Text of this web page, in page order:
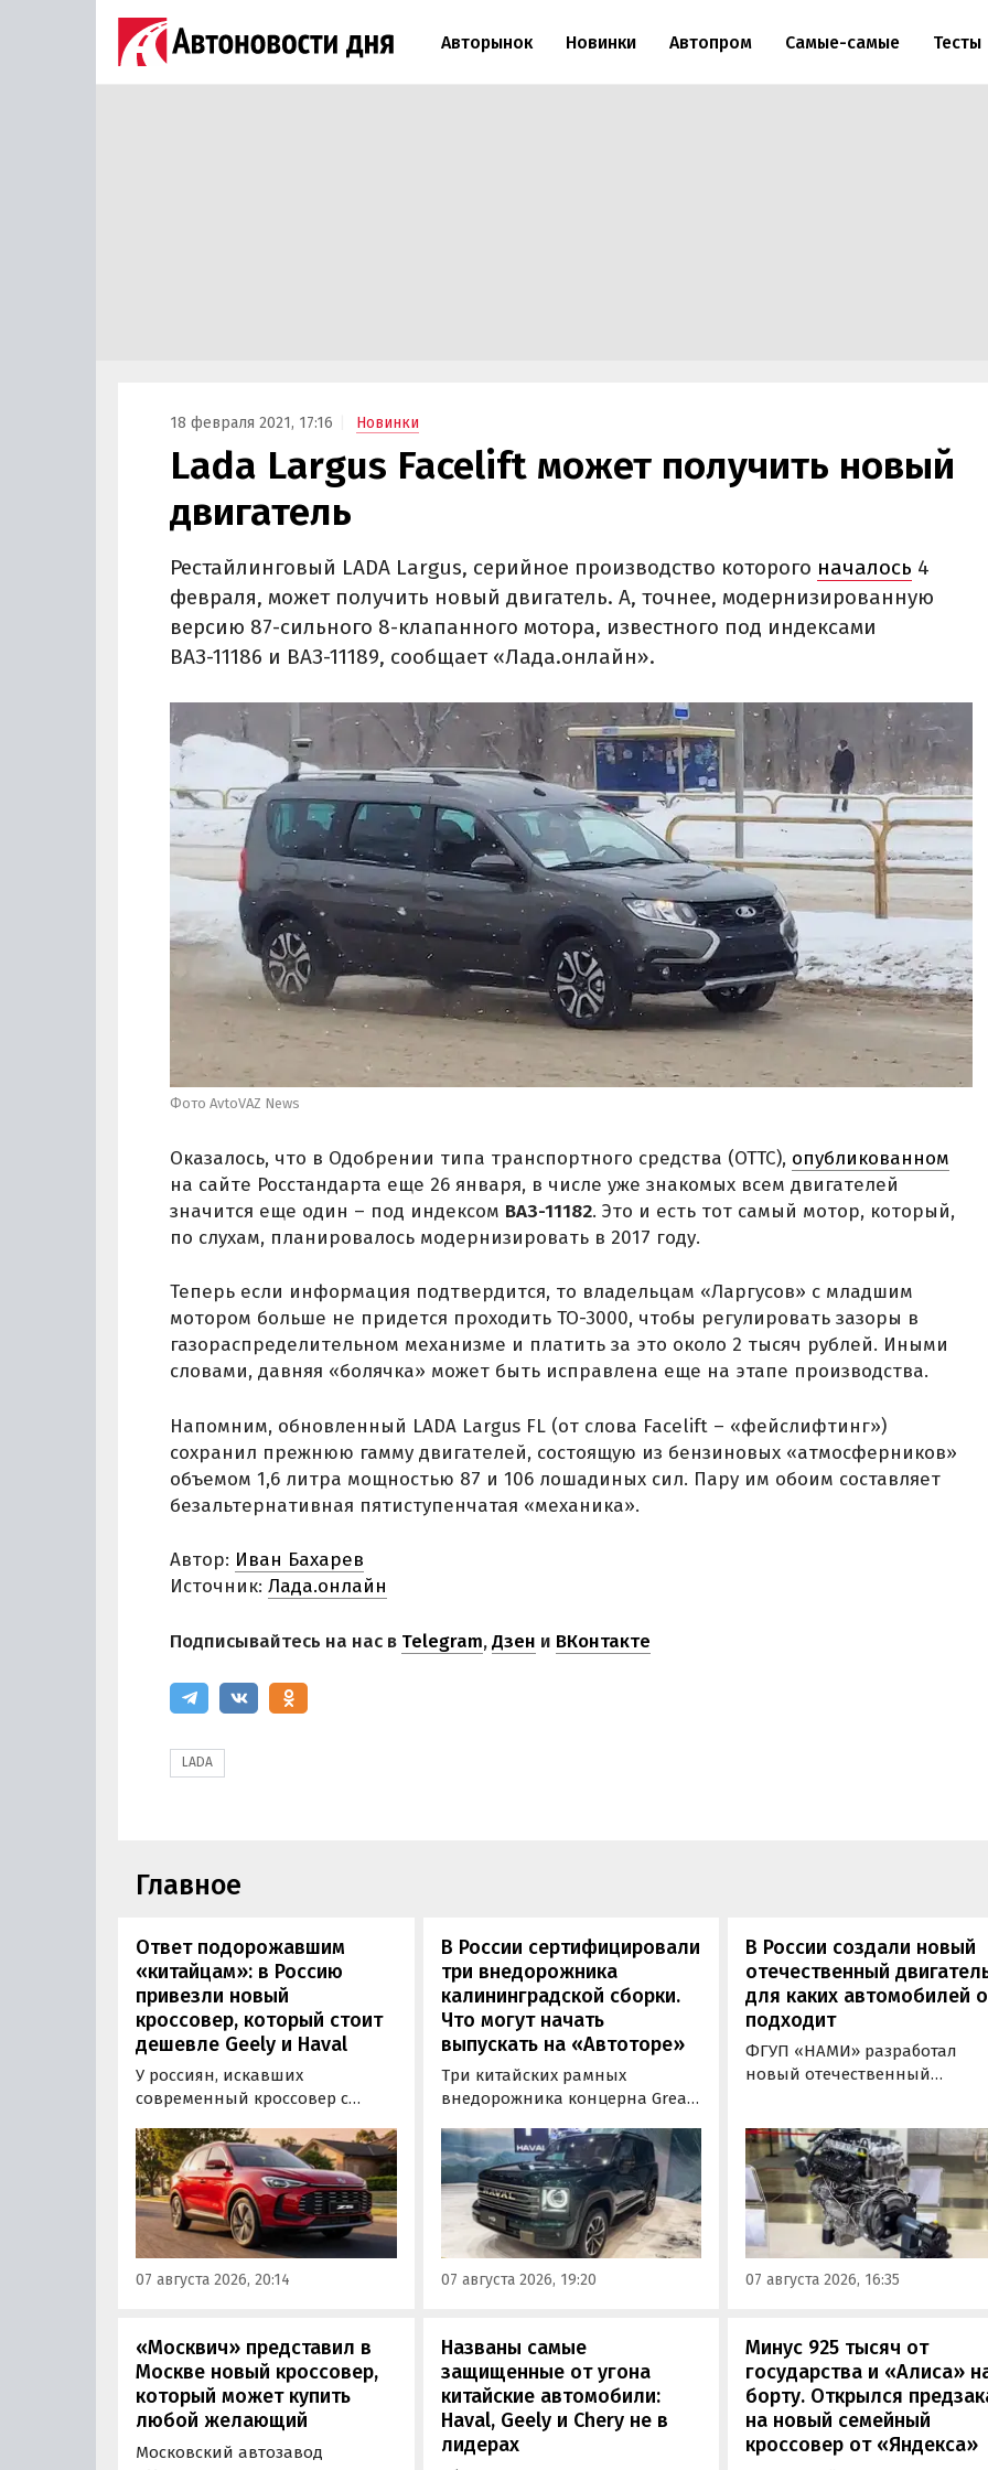
Авторынок Новинки Автопром Самые-самые Тесты
18 февраля 2021, 17:16 Новинки
Lada Largus Facelift может получить новый
двигатель
Рестайлинговый LADA Largus, серийное производство которого началось 4
февраля, может получить новый двигатель. А, точнее, модернизированную
версию 87-сильного 8-клапанного мотора, известного под индексами
ВАЗ-11186 и ВАЗ-11189, сообщает «Лада.онлайн».
Фото AvtoVAZ News
Оказалось, что в Одобрении типа транспортного средства (ОТТС), опубликованном
на сайте Росстандарта еще 26 января, в числе уже знакомых всем двигателей
значится еще один – под индексом ВАЗ-11182. Это и есть тот самый мотор, который,
по слухам, планировалось модернизировать в 2017 году.
Теперь если информация подтвердится, то владельцам «Ларгусов» с младшим
мотором больше не придется проходить ТО-3000, чтобы регулировать зазоры в
газораспределительном механизме и платить за это около 2 тысяч рублей. Иными
словами, давняя «болячка» может быть исправлена еще на этапе производства.
Напомним, обновленный LADA Largus FL (от слова Facelift – «фейслифтинг»)
сохранил прежнюю гамму двигателей, состоящую из бензиновых «атмосферников»
объемом 1,6 литра мощностью 87 и 106 лошадиных сил. Пару им обоим составляет
безальтернативная пятиступенчатая «механика».
Автор: Иван Бахарев
Источник: Лада.онлайн
Подписывайтесь на нас в Telegram,Дзен и ВКонтакте
LADA
Главное
Ответ подорожавшим
«китайцам»: в Россию
привезли новый
кроссовер, который стоит
дешевле Geely и Haval
У россиян, искавших
современный кроссовер с
доступной цене, теперь есть
еще один вариант с китайского
рынка — MG ZS. В Китае он
стоит от 900 000 рублей по
текущему курсу, а в РФ с учетом
всех расходов за него нужно
отдать минимум 1 500 000
07 августа 2026, 20:14
В России сертифицировали
три внедорожника
калининградской сборки.
Что могут начать
выпускать на «Автоторе»
Три китайских рамных
внедорожника концерна Great
калининградском заводе
«Автотор». Речь о Haval H9,
Tank 400 и Tank 500, которые
успешно прошли
сертификацию и получили
Одобрения типа
транспортного средства (ОТТС).
07 августа 2026, 19:20
В России создали новый
отечественный
для каких автомобилей
подходит
ФГУП «НАМИ» разработал
новый отечественный
получивший индекс 414320.
Корреспонденту
«Автоновостей дня» удалось
лично ознакомиться с
новинкой на выставке
«Иннопром» в
07 августа 2026, 16:35
«Москвич» представил в
Москве новый кроссовер,
который может купить
любой желающий
Московский автозавод
Названы самые
защищенные от угона
китайские автомобили:
Haval, Geely и Chery не в
лидерах
Минус 925 тысяч от
государства и «Алиса»
борту. Открылся
на новый семейный
кроссовер от «Яндекса»